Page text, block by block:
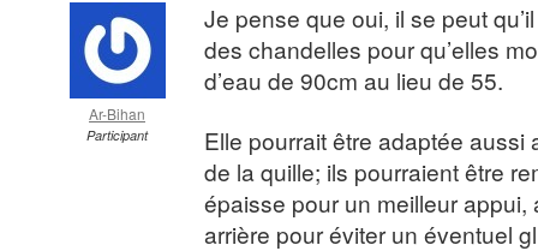
Ar-Bihan
Participant
Je pense que oui, il se peut
des chandelles pour qu’elles
d’eau de 90cm au lieu de 55.
Elle pourrait être adaptée
de la quille; ils pourraient être
épaisse pour un meilleur
arrière pour éviter un éventuel